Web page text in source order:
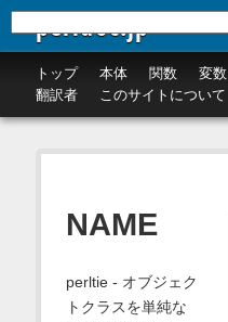
perldoc.jp
トップ 本体 関数 変数
翻訳者
このサイトについて
NAME
perltie - オブジェク
トクラスを単純な